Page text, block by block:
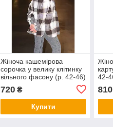
Жіноча кашемірова
сорочка у велику клітинку
вільного фасону (р. 42-46)
720₴
Купити
42-
810